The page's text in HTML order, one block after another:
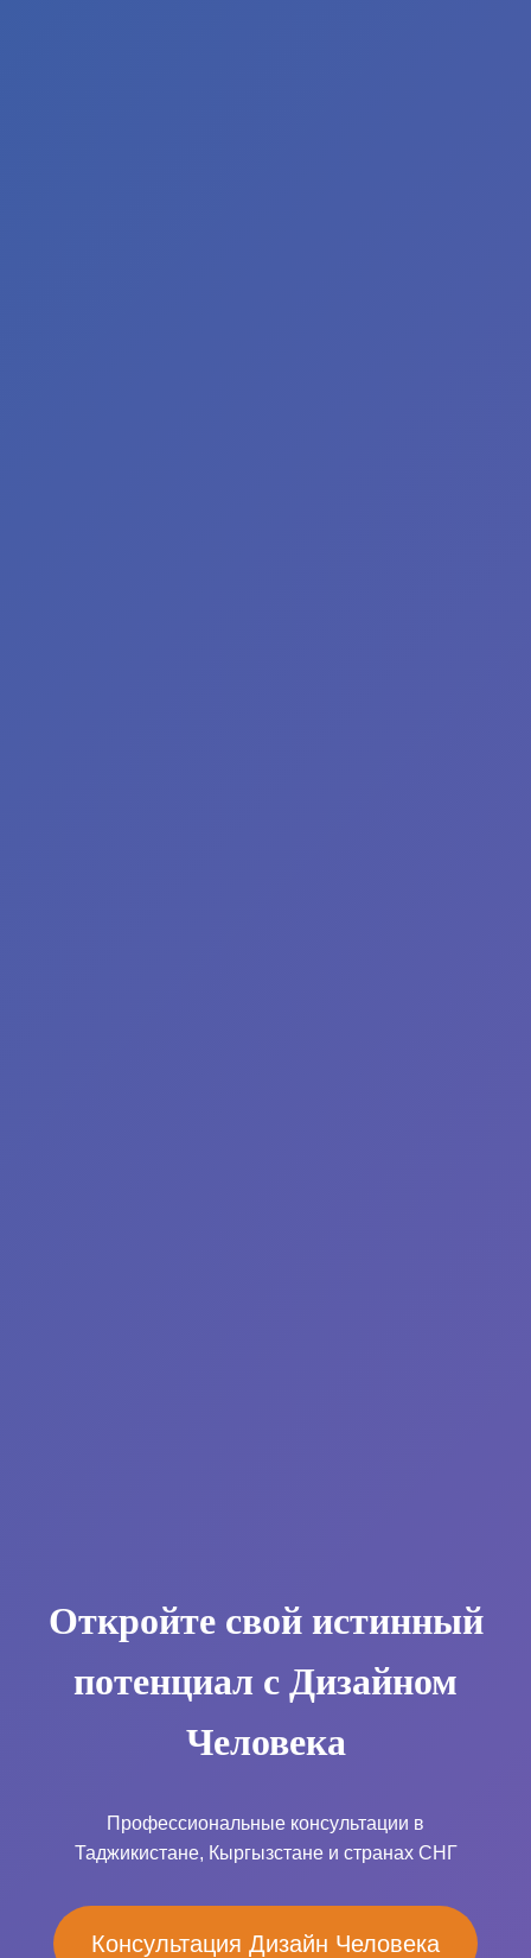
Откройте свой истинный
потенциал с Дизайном
Человека
Профессиональные консультации в
Таджикистане, Кыргызстане и странах СНГ
Консультация Дизайн Человека